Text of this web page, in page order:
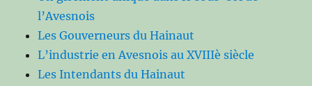
l’Avesnois
Les Gouverneurs du Hainaut
L’industrie en Avesnois au XVIIIè siècle
Les Intendants du Hainaut